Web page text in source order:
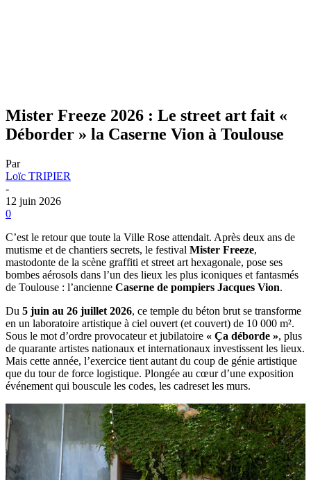
Mister Freeze 2026 : Le street art fait «
Déborder » la Caserne Vion à Toulouse
Par
Loïc TRIPIER
-
12 juin 2026
0
C’est le retour que toute la Ville Rose attendait. Après deux ans de
mutisme et de chantiers secrets, le festival Mister Freeze,
mastodonte de la scène graffiti et street art hexagonale, pose ses
bombes aérosols dans l’un des lieux les plus iconiques et fantasmés
de Toulouse : l’ancienne Caserne de pompiers Jacques Vion.
Du 5 juin au 26 juillet 2026, ce temple du béton brut se transforme
en un laboratoire artistique à ciel ouvert (et couvert) de 10 000 m².
Sous le mot d’ordre provocateur et jubilatoire « Ça déborde », plus
de quarante artistes nationaux et internationaux investissent les lieux.
Mais cette année, l’exercice tient autant du coup de génie artistique
que du tour de force logistique. Plongée au cœur d’une exposition
événement qui bouscule les codes, les cadreset les murs.